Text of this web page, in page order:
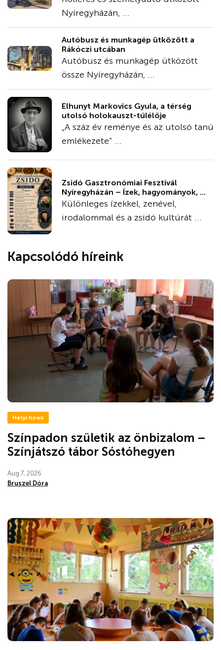
Nyíregyházán, ...
Autóbusz és munkagép ütközött a
Rákóczi utcában
Autóbusz és munkagép ütközött
össze Nyíregyházán, ...
Elhunyt Markovics Gyula, a térség
utolsó holokauszt-túlélője
„A száz év reménye és az utolsó tanú
emlékezete” ...
Zsidó Gasztronómiai Fesztivál
Nyíregyházán – Ízek, hagyományok, ...
Különleges ízekkel, zenével,
irodalommal és a zsidó kultúrát ...
Kapcsolódó híreink
Helyi hírek
Színpadon születik az önbizalom –
Színjátszó tábor Sóstóhegyen
Aug 7, 2026
Bruszel Dóra